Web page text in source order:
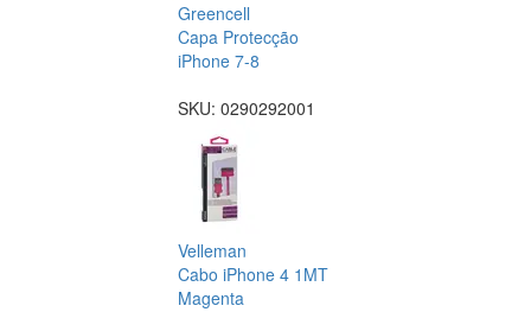
Greencell
Capa Protecção
iPhone 7-8
SKU: 0290292001
Velleman
Cabo iPhone 4 1MT
Magenta